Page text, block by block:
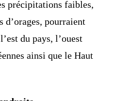
précipitations faibles,
d’orages, pourraient
du pays, l’ouest
ainsi que le Haut